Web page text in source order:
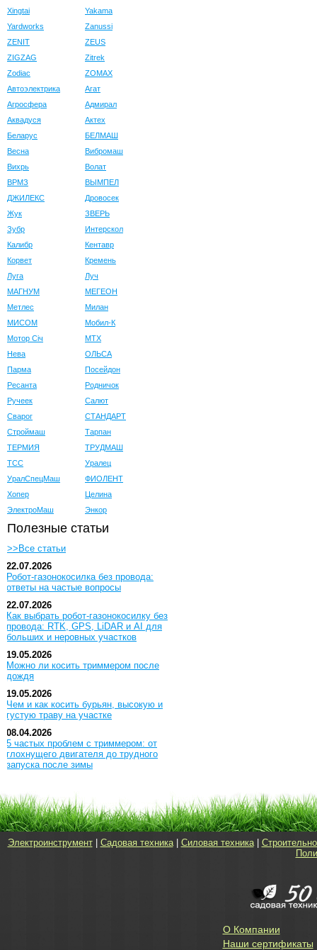
Xingtai
Yakama
Yardworks
Zanussi
ZENIT
ZEUS
ZIGZAG
Zitrek
Zodiac
ZOMAX
Автоэлектрика
Агат
Агросфера
Адмирал
Аквадуся
Актех
Беларус
БЕЛМАШ
Весна
Вибромаш
Вихрь
Волат
ВРМЗ
ВЫМПЕЛ
ДЖИЛЕКС
Дровосек
Жук
ЗВЕРЬ
Зубр
Интерскол
Калибр
Кентавр
Корвет
Кремень
Луга
Луч
МАГНУМ
МЕГЕОН
Метлес
Милан
МИСОМ
Мобил-К
Мотор Сiч
МТХ
Нева
ОЛЬСА
Парма
Посейдон
Ресанта
Родничок
Ручеек
Салют
Сварог
СТАНДАРТ
Строймаш
Тарпан
ТЕРМИЯ
ТРУДМАШ
ТСС
Уралец
УралСпецМаш
ФИОЛЕНТ
Хопер
Целина
ЭлектроМаш
Энкор
Полезные статьи
>>Все статьи
22.07.2026
Робот-газонокосилка без провода:
ответы на частые вопросы
22.07.2026
Как выбрать робот-газонокосилку без
провода: RTK, GPS, LiDAR и AI для
больших и неровных участков
19.05.2026
Можно ли косить триммером после
дождя
19.05.2026
Чем и как косить бурьян, высокую и
густую траву на участке
08.04.2026
5 частых проблем с триммером: от
глохнущего двигателя до трудного
запуска после зимы
Электроинструмент| Садовая техника| Силовая техника|
О Компании
Наши сертификаты